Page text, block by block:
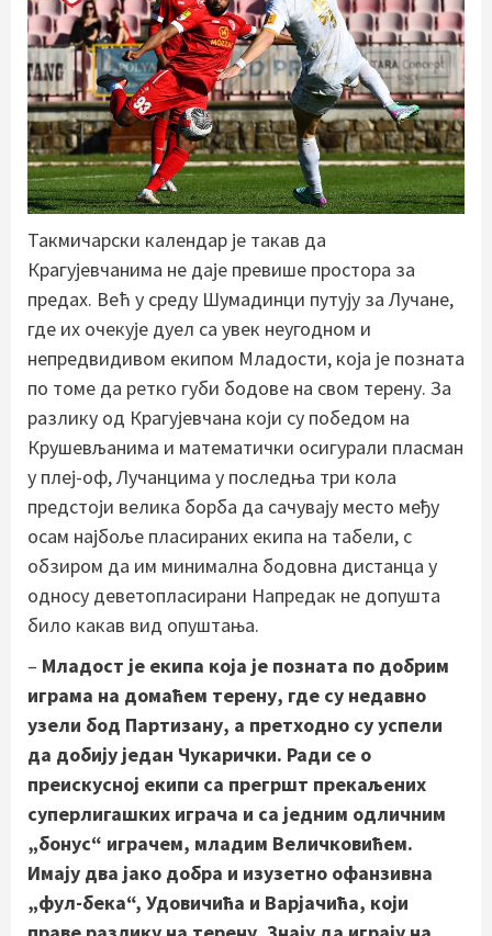
Такмичарски календар је такав да
Крагујевчанима не даје превише простора за
предах. Већ у среду Шумадинци путују за Лучане,
где их очекује дуел са увек неугодном и
непредвидивом екипом Младости, која је позната
по томе да ретко губи бодове на свом терену. За
разлику од Крагујевчана који су победом на
Крушевљанима и математички осигурали пласман
у плеј-оф, Лучанцима у последња три кола
предстоји велика борба да сачувају место међу
осам најбоље пласираних екипа на табели, с
обзиром да им минимална бодовна дистанца у
односу деветопласирани Напредак не допушта
било какав вид опуштања.
– Младост је екипа која је позната по добрим
играма на домаћем терену, где су недавно
узели бод Партизану, а претходно су успели
да добију један Чукарички. Ради се о
преискусној екипи са прегршт прекаљених
суперлигашких играча и са једним одличним
„бонус“ играчем, младим Величковићем.
Имају два јако добра и изузетно офанзивна
„фул-бека“, Удовичића и Варјачића, који